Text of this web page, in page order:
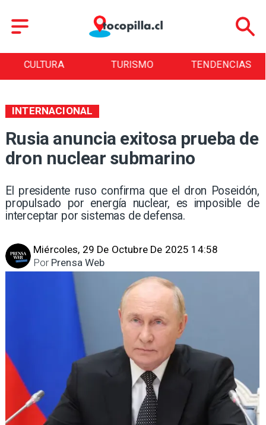
CULTURA TURISMO TENDENCIAS
Rusia anuncia exitosa prueba de
dron nuclear submarino
El presidente ruso confirma que el dron Poseidón,
propulsado por energía nuclear, es imposible de
interceptar por sistemas de defensa.
INTERNACIONAL
Miércoles, 29 De Octubre De 2025 14:58
Prensa Web
Por